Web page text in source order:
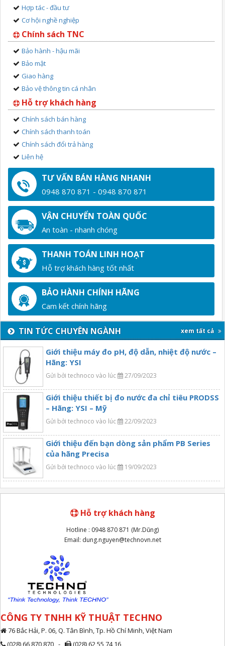
Hợp tác - đầu tư
Cơ hội nghề nghiệp
Chính sách TNC
Bảo hành - hậu mãi
Bảo mật
Giao hàng
Bảo vệ thông tin cá nhân
Hỗ trợ khách hàng
Chính sách bán hàng
Chính sách thanh toán
Chính sách đổi trả hàng
Liên hệ
TƯ VẤN BÁN HÀNG NHANH
0948 870 871 - 0948 870 871
VẬN CHUYỂN TOÀN QUỐC
An toàn - nhanh chóng
THANH TOÁN LINH HOẠT
Hỗ trợ khách hàng tốt nhất
BẢO HÀNH CHÍNH HÃNG
Cam kết chính hãng
TIN TỨC CHUYÊN NGÀNH xem tất cả
Giới thiệu máy đo pH, độ dẫn, nhiệt độ nước –
Hãng: YSI
Gửi bởi technoco vào lúc 27/09/2023
Giới thiệu thiết bị đo nước đa chỉ tiêu PRODSS
– Hãng: YSI – Mỹ
Gửi bởi technoco vào lúc 22/09/2023
Giới thiệu đến bạn dòng sản phẩm PB Series
của hãng Precisa
Gửi bởi technoco vào lúc 19/09/2023
Hỗ trợ khách hàng
Hotline : 0948 870 871 (Mr.Dũng)
Email: dung.nguyen@technovn.net
CÔNG TY TNHH KỸ THUẬT TECHNO
76 Bắc Hải, P. 06, Q. Tân Bình, Tp. Hồ Chí Minh, Việt Nam
(028) 66 870 870 -
(028) 62 55 74 16